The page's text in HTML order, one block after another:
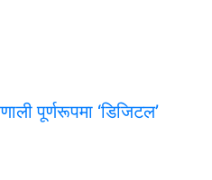
पूर्णरूपमा ‘डिजिटल’